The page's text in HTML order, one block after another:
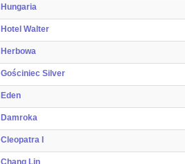
Hungaria
Hotel Walter
Herbowa
Gościniec Silver
Eden
Damroka
Cleopatra I
Chang Lin